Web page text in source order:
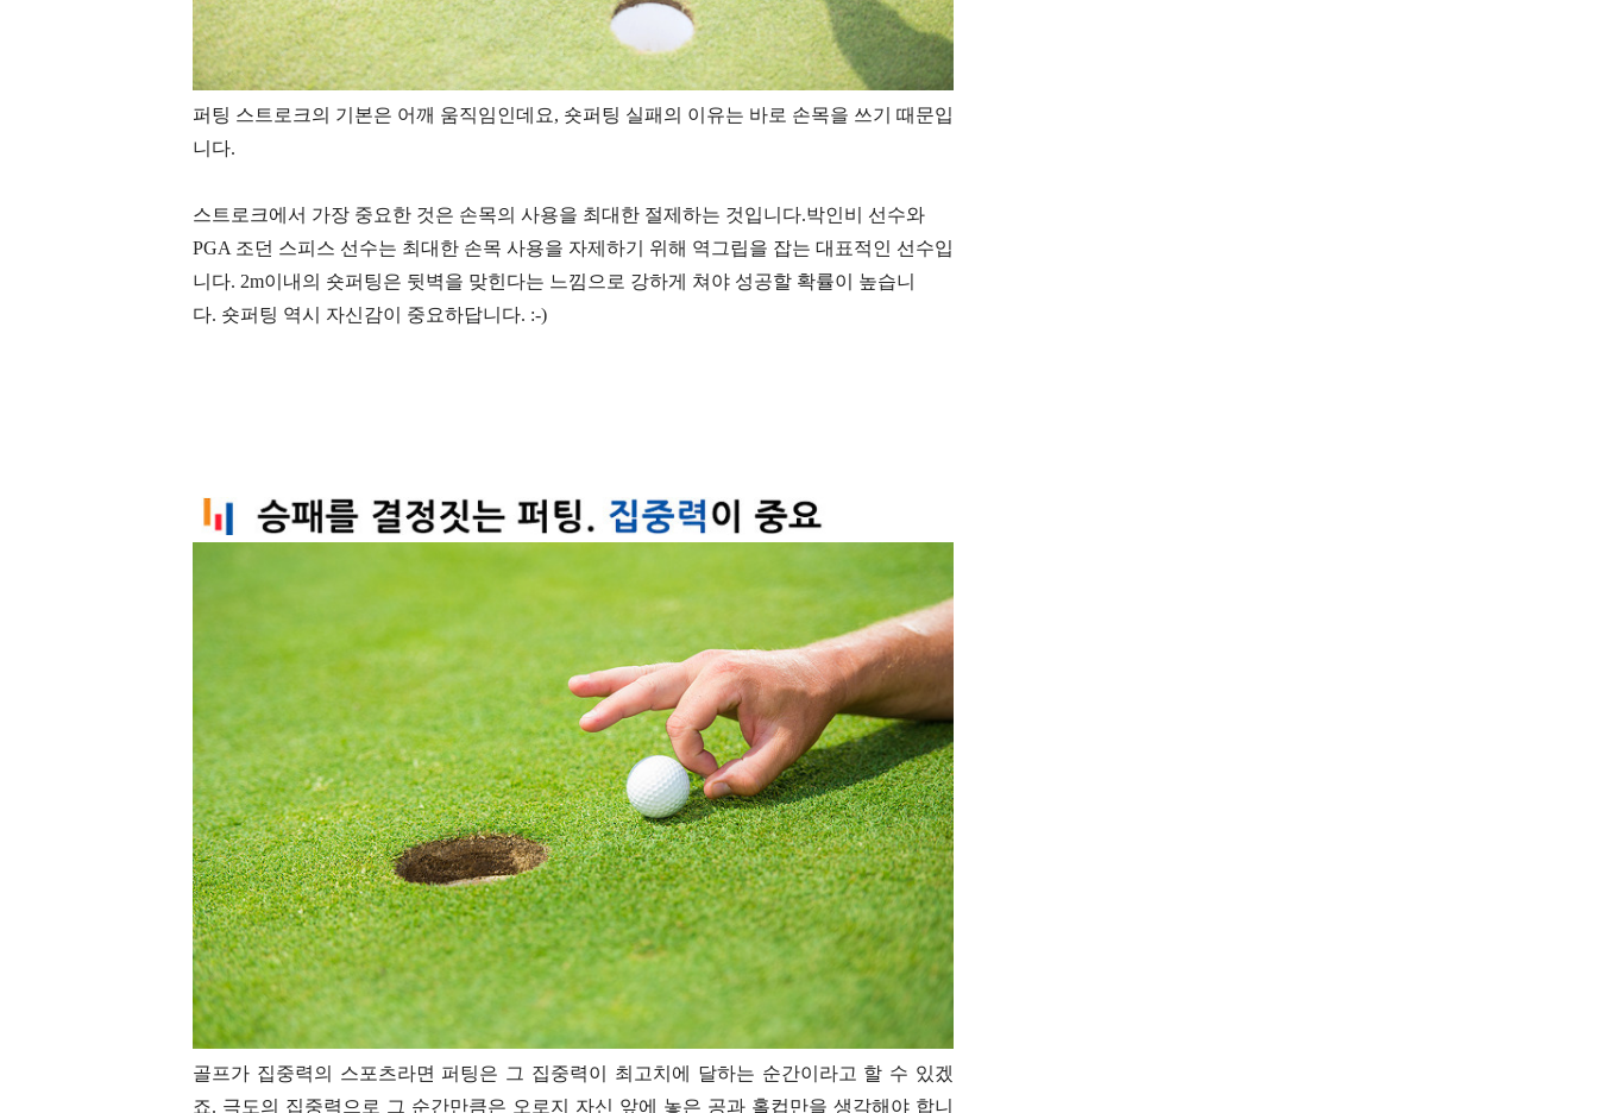
퍼팅 스트로크의 기본은 어깨 움직임인데요, 숏퍼팅 실패의 이유는 바로 손목을 쓰기 때문입
니다.
스트로크에서 가장 중요한 것은 손목의 사용을 최대한 절제하는 것입니다.박인비 선수와
PGA 조던 스피스 선수는 최대한 손목 사용을 자제하기 위해 역그립을 잡는 대표적인 선수입
니다. 2m이내의 숏퍼팅은 뒷벽을 맞힌다는 느낌으로 강하게 쳐야 성공할 확률이 높습니
다. 숏퍼팅 역시 자신감이 중요하답니다. :-)
골프가 집중력의 스포츠라면 퍼팅은 그 집중력이 최고치에 달하는 순간이라고 할 수 있겠
죠. 극도의 집중력으로 그 순간만큼은 오로지 자신 앞에 놓은 공과 홀컵만을 생각해야 합니